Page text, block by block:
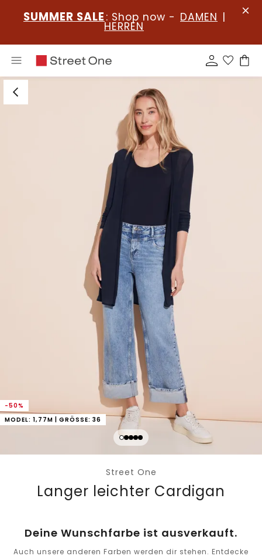
SUMMER SALE : Shop now - DAMEN |
HERREN
-50%
MODEL: 1,77M | GRÖSSE: 36
Street One
Langer leichter Cardigan
Deine Wunschfarbe ist ausverkauft.
Auch unsere anderen Farben werden dir stehen. Entdecke